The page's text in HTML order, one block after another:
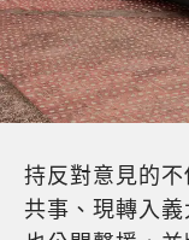
持反對意見的
共事、現轉入